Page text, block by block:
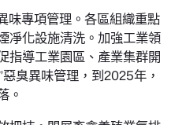
味專項管理。各區組織重點
凈化設施清洗。加強工業領
指導工業園區、產業集群開
惡臭異味管理，到2025年，
。